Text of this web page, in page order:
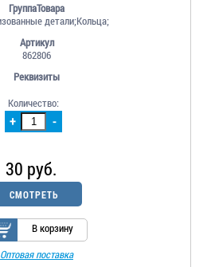
ГруппаТовара
детали;Кольца;
Артикул
862806
Реквизиты
+ -
Количество:
30 руб.
СМОТРЕТЬ
В корзину
Оптовая поставка